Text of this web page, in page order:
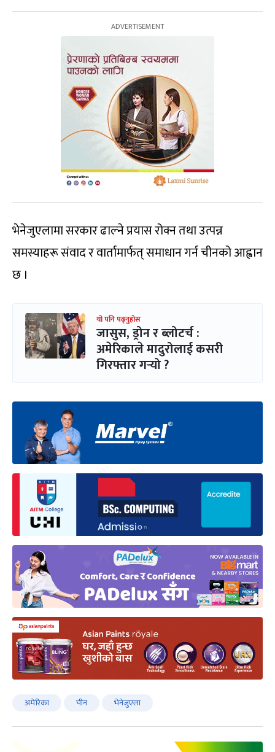
भेनेजुएलामा सरकार ढाल्ने प्रयास रोक्न तथा उत्पन्न
समस्याहरू संवाद र वार्तामार्फत् समाधान गर्न चीनको आह्वान
छ ।
यो पनि पढ्नुहोस
जासुस, ड्रोन र ब्लोटर्च :
अमेरिकाले मादुरोलाई कसरी
गिरफ्तार गर्‍यो ?
अमेरिका चीन भेनेजुएला